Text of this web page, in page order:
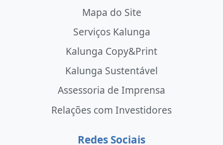
Mapa do Site
Serviços Kalunga
Kalunga Copy&Print
Kalunga Sustentável
Assessoria de Imprensa
Relações com Investidores
Redes Sociais